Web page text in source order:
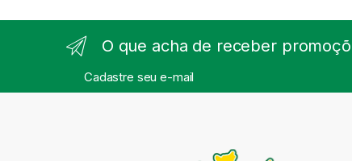
O que acha de receber
Cadastre seu e-mail